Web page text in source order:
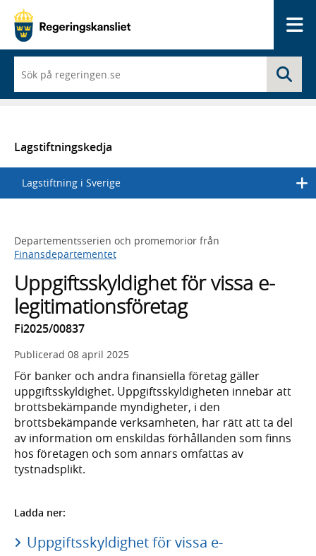
du
börjar
skriva
en
lista
med
sökförslag
Lagstiftningskedja
Lagstiftning i Sverige
Departementsserien och promemorior från
Finansdepartementet
Uppgiftsskyldighet för vissa e-
legitimationsföretag
Fi2025/00837
Publicerad 08 april 2025
För banker och andra finansiella företag gäller
uppgiftsskyldighet. Uppgiftsskyldigheten innebär att
brottsbekämpande myndigheter, i den
brottsbekämpande verksamheten, har rätt att ta del
av information om enskildas förhållanden som finns
hos företagen och som annars omfattas av
tystnadsplikt.
Ladda ner:
Uppgiftsskyldighet för vissa e-